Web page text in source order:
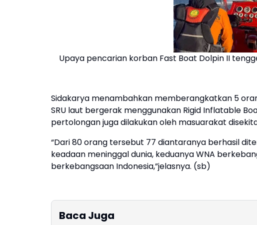
Upaya pencarian korban Fast Boat Dolpin II
Sidakarya menambahkan memberangkatkan 5
SRU laut bergerak menggunakan Rigid Inflatable
pertolongan juga dilakukan oleh masuarakat
“Dari 80 orang tersebut 77 diantaranya berhasil
keadaan meninggal dunia, keduanya WNA
berkebangsaan Indonesia,”jelasnya. (sb)
Baca Juga